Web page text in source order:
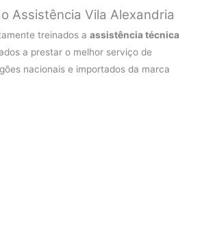
Assistência Vila Alexandria
treinados aassistência técnica
a prestar o melhor serviço de
nacionais e importados da marca